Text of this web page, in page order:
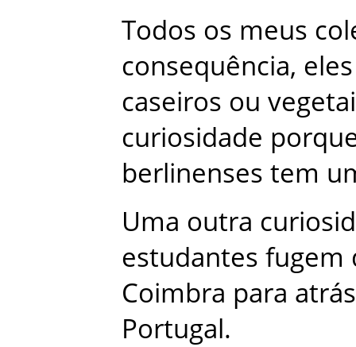
Todos os meus
consequência, eles
caseiros ou
curiosidade
berlinenses tem
Uma outra
estudantes fugem
Coimbra para atrás
Portugal.